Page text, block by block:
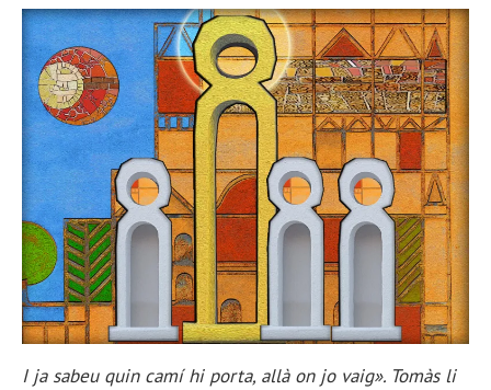
I ja sabeu quin camí hi porta, allà on jo vaig». Tomàs li